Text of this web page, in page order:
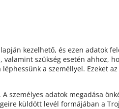
kezelhető, és ezen adatok
szükség esetén ahhoz,
a személlyel. Ezeket
személyes adatok megadása
küldött levél formájában a